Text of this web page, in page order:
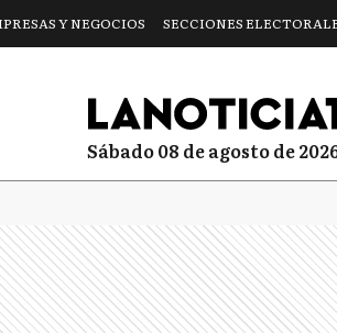
Y NEGOCIOS SECCIONES
sábado 08 de agosto de